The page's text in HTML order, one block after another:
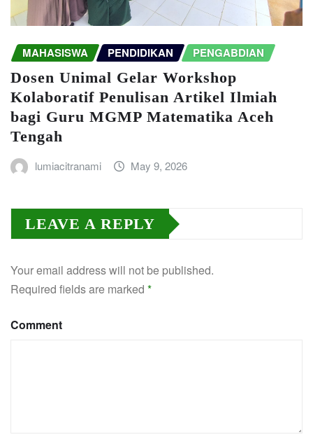
MAHASISWA PENDIDIKAN PENGABDIAN
Dosen Unimal Gelar Workshop
Kolaboratif Penulisan Artikel Ilmiah
bagi Guru MGMP Matematika Aceh
Tengah
lumiacitranami May 9, 2026
LEAVE A REPLY
Your email address will not be published.
Required fields are marked *
Comment